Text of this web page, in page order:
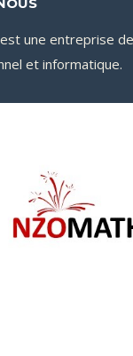
est une entreprise
et informatique.